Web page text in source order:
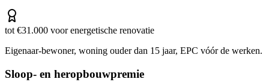
tot €31.000 voor energetische renovatie
Eigenaar-bewoner, woning ouder dan 15 jaar, EPC vóór de werken.
Sloop- en heropbouwpremie